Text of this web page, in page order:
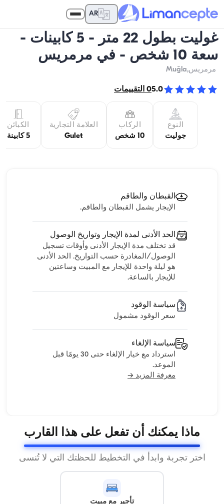
AR
غوليت بطول 22 متر - 5 كابينات -
سعة 10 شخص - في مرمريس
مرمريس,Muğla
5.0
0 التقييمات
النوع
جوليت
الركاب
10 شخص
العلامة التجارية
Gulet
الكبائن
5 كابينة
القبطان والطاقم
الإيجار يشمل القبطان والطاقم.
الحد الأدنى لمدة الإيجار وتواريخ الوصول
قد تختلف مدة الإيجار الأدنى وأوقات تسجيل
الوصول/المغادرة حسب التواريخ. الحد الأدنى
هو ليلة واحدة للإيجار مع المبيت وساعتين
للإيجار بالساعة.
سياسة الوقود
سعر الوقود مشمول
سياسة الإلغاء
استرداد مع خيار الإلغاء حتى 30 يومًا قبل
الموعد.
معرفة المزيد →
ماذا يمكنك أن تفعل على هذا القارب
اختر تجربة وابدأ في التخطيط للحظتك التي لا تُنسى
تأجير مع مبيت